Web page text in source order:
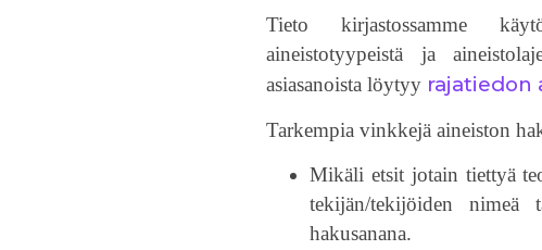
Tieto kirjastossamme
aineistotyypeistä ja
asiasanoista löytyy rajatiedon
Tarkempia vinkkejä aineiston
Mikäli etsit jotain tiettyä
tekijän/tekijöiden nimeä
hakusanana.